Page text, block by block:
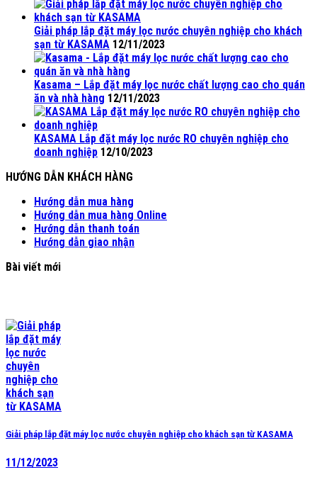
Giải pháp lắp đặt máy lọc nước chuyên nghiệp cho khách
sạn từ KASAMA 12/11/2023
Kasama – Lắp đặt máy lọc nước chất lượng cao cho quán
ăn và nhà hàng 12/11/2023
KASAMA Lắp đặt máy lọc nước RO chuyên nghiệp cho
doanh nghiệp 12/10/2023
HƯỚNG DẪN KHÁCH HÀNG
Hướng dẫn mua hàng
Hướng dẫn mua hàng Online
Hướng dẫn thanh toán
Hướng dẫn giao nhận
Bài viết mới
Giải pháp lắp đặt máy lọc nước chuyên nghiệp cho khách sạn từ KASAMA
11/12/2023